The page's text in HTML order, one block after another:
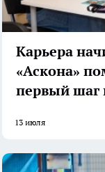
Карьера
«Аскона»
первый шаг
13 июля